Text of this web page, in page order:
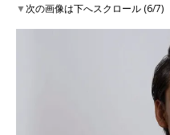
▼次の画像は下へスクロール (6/7)